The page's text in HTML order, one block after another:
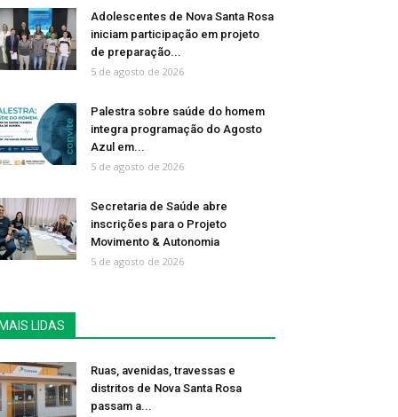
Adolescentes de Nova Santa Rosa
iniciam participação em projeto
de preparação...
5 de agosto de 2026
Palestra sobre saúde do homem
integra programação do Agosto
Azul em...
5 de agosto de 2026
Secretaria de Saúde abre
inscrições para o Projeto
Movimento & Autonomia
5 de agosto de 2026
MAIS LIDAS
Ruas, avenidas, travessas e
distritos de Nova Santa Rosa
passam a...